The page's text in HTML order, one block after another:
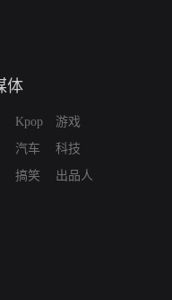
体
Kpop
汽车
搞笑
游戏
科技
出品人